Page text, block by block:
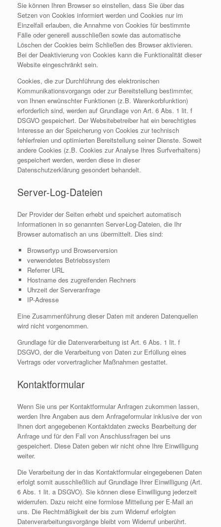
Sie können Ihren Browser so einstellen, dass Sie über das
Setzen von Cookies informiert werden und Cookies nur im
Einzelfall erlauben, die Annahme von Cookies für bestimmte
Fälle oder generell ausschließen sowie das automatische
Löschen der Cookies beim Schließen des Browser aktivieren.
Bei der Deaktivierung von Cookies kann die Funktionalität dieser
Website eingeschränkt sein.
Cookies, die zur Durchführung des elektronischen
Kommunikationsvorgangs oder zur Bereitstellung bestimmter,
von Ihnen erwünschter Funktionen (z.B. Warenkorbfunktion)
erforderlich sind, werden auf Grundlage von Art. 6 Abs. 1 lit. f
DSGVO gespeichert. Der Websitebetreiber hat ein berechtigtes
Interesse an der Speicherung von Cookies zur technisch
fehlerfreien und optimierten Bereitstellung seiner Dienste. Soweit
andere Cookies (z.B. Cookies zur Analyse Ihres Surfverhaltens)
gespeichert werden, werden diese in dieser
Datenschutzerklärung gesondert behandelt.
Server-Log-Dateien
Der Provider der Seiten erhebt und speichert automatisch
Informationen in so genannten Server-Log-Dateien, die Ihr
Browser automatisch an uns übermittelt. Dies sind:
Browsertyp und Browserversion
verwendetes Betriebssystem
Referrer URL
Hostname des zugreifenden Rechners
Uhrzeit der Serveranfrage
IP-Adresse
Eine Zusammenführung dieser Daten mit anderen Datenquellen
wird nicht vorgenommen.
Grundlage für die Datenverarbeitung ist Art. 6 Abs. 1 lit. f
DSGVO, der die Verarbeitung von Daten zur Erfüllung eines
Vertrags oder vorvertraglicher Maßnahmen gestattet.
Kontaktformular
Wenn Sie uns per Kontaktformular Anfragen zukommen lassen,
werden Ihre Angaben aus dem Anfrageformular inklusive der von
Ihnen dort angegebenen Kontaktdaten zwecks Bearbeitung der
Anfrage und für den Fall von Anschlussfragen bei uns
gespeichert. Diese Daten geben wir nicht ohne Ihre Einwilligung
weiter.
Die Verarbeitung der in das Kontaktformular eingegebenen Daten
erfolgt somit ausschließlich auf Grundlage Ihrer Einwilligung (Art.
6 Abs. 1 lit. a DSGVO). Sie können diese Einwilligung jederzeit
widerrufen. Dazu reicht eine formlose Mitteilung per E-Mail an
uns. Die Rechtmäßigkeit der bis zum Widerruf erfolgten
Datenverarbeitungsvorgänge bleibt vom Widerruf unberührt.